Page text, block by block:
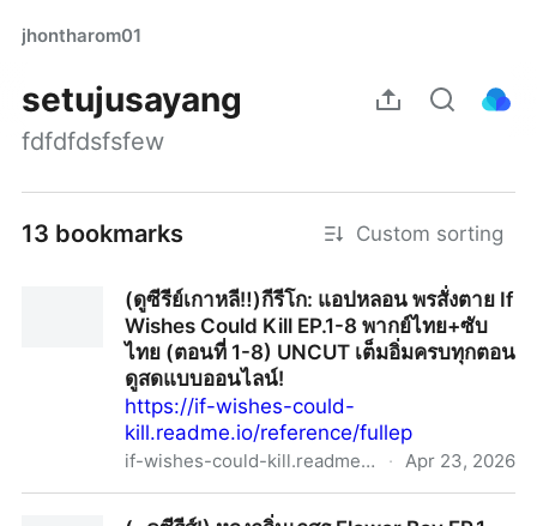
jhontharom01
setujusayang
fdfdfdsfsfew
13 bookmarks Custom sorting
(ดูซีรีย์เกาหลี‼️)กีรีโก: แอปหลอน พรสั่งตาย If
Wishes Could Kill EP.1-8 พากย์ไทย+ซับ
ไทย (ตอนที่ 1-8) UNCUT เต็มอิ่มครบทุกตอน
ดูสดแบบออนไลน์!
https://if-wishes-could-
kill.readme.io/reference/fullep
if-wishes-could-kill.readme.io · Apr 23, 2026